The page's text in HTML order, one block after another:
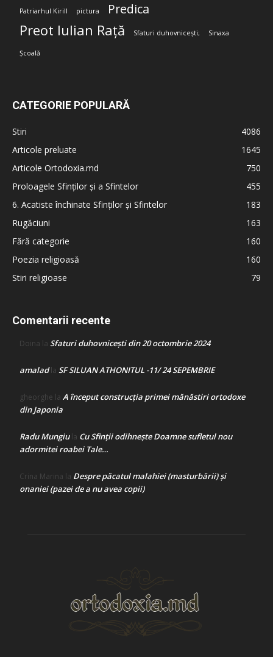
Patriarhul Kirill pictura Predica
Preot Iulian Rață Sfaturi duhovnicești; Sinaxa
Școală
CATEGORIE POPULARĂ
Stiri
4086
Articole preluate
1645
Articole Ortodoxia.md
750
Proloagele Sfinților și a Sfintelor
455
6. Acatiste închinate Sfinților și Sfintelor
183
Rugăciuni
163
Fără categorie
160
Poezia religioasă
160
Stiri religioase
79
Comentarii recente
Doina la Sfaturi duhovnicești din 20 octombrie 2024
amaladla SF SILUAN ATHONITUL -11/ 24 SEPEMBRIE
gheorghe la A început construcţia primei mănăstiri ortodoxe
din Japonia
Radu Mungiula Cu Sfinții odihnește Doamne sufletul nou
adormitei roabei Tale…
Crina Marina la Despre păcatul malahiei (masturbării) şi
onaniei (pazei de a nu avea copii)